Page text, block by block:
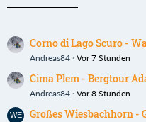
Corno di Lago Scuro -
Andreas84 Vor 7 Stunden
Cima Plem - Bergtour
Andreas84 Vor 8 Stunden
Großes Wiesbachhorn -